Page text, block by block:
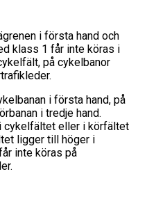
ditt körkort
i första hand och
klass 1 får inte köras i
på cykelbanor
i första hand, på
i tredje hand.
cykelfältet eller i körfältet
ligger till höger i
inte köras på